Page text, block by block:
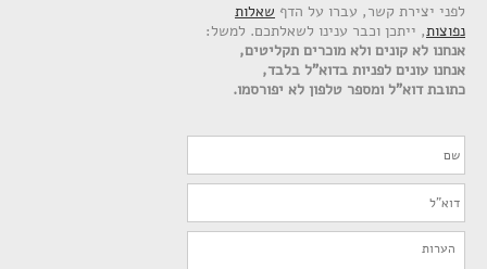
לפני יצירת קשר, עברו על הדף שאלות
נפוצות, ייתכן וכבר ענינו לשאלתכם. למשל:
אנחנו לא קונים ולא מוכרים תקליטים,
אנחנו עונים לפניות בדוא"ל בלבד,
כתובת דוא"ל ומספר טלפון לא יפורסמו.